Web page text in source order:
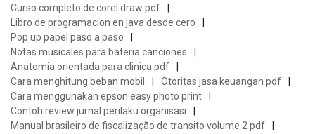
Curso completo de corel draw pdf
Libro de programacion en java desde cero
Pop up papel paso a paso
Notas musicales para bateria canciones
Anatomia orientada para clinica pdf
Cara menghitung beban mobil
Otoritas jasa keuangan pdf
Cara menggunakan epson easy photo print
Contoh review jurnal perilaku organisasi
Manual brasileiro de fiscalização de transito volume 2 pdf